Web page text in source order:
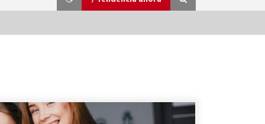
Viajar en moto por Colombia